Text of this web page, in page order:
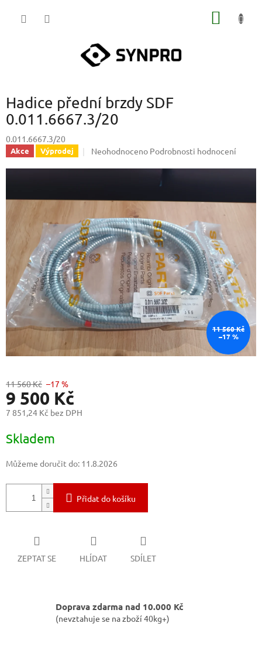
Hadice přední brzdy SDF
0.011.6667.3/20
0.011.6667.3/20
Akce Výprodej
Průměrné
5
hvězdiček.
Neohodnoceno Podrobnosti hodnocení
11 560 Kč
–17 %
11 560 Kč –17 %
9 500 Kč
7 851,24 Kč bez DPH
cena:
Skladem
Můžeme doručit do: 11.8.2026
Přidat do košíku
ZEPTAT SE HLÍDAT SDÍLET
Doprava zdarma nad 10.000 Kč
(nevztahuje se na zboží 40kg+)